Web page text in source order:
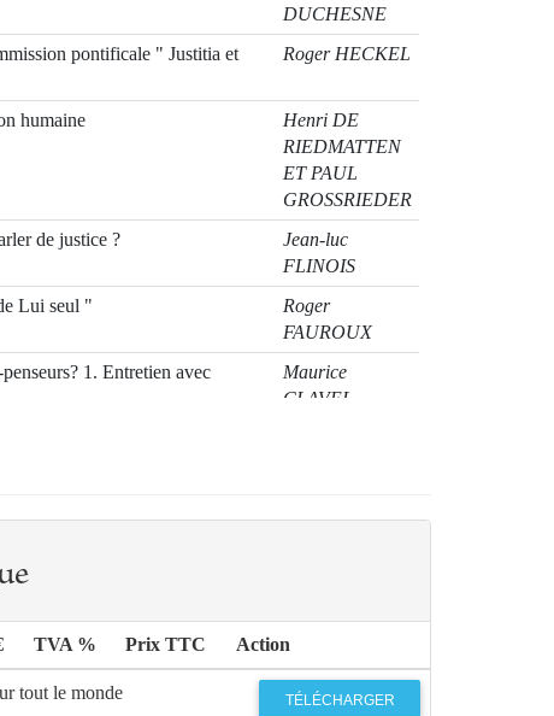
DUCHESNE
pontificale " Justitia et
Roger HECKEL
humaine
Henri DE
RIEDMATTEN
ET PAUL
GROSSRIEDER
de justice ?
Jean-luc
FLINOIS
Lui seul "
Roger
FAUROUX
1. Entretien avec
Maurice
CLAVEL
TVA % Prix TTC Action
tout le monde TÉLÉCHARGER